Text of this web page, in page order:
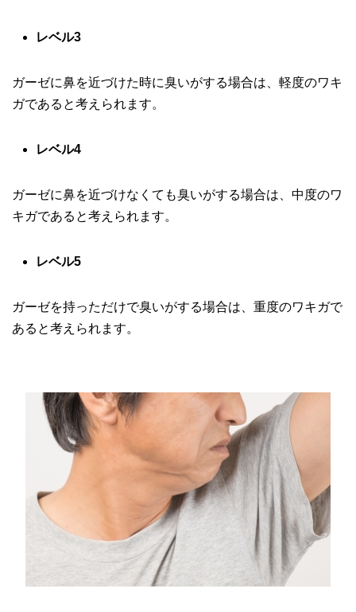
レベル3
ガーゼに鼻を近づけた時に臭いがする場合は、軽度のワキ
ガであると考えられます。
レベル4
ガーゼに鼻を近づけなくても臭いがする場合は、中度のワ
キガであると考えられます。
レベル5
ガーゼを持っただけで臭いがする場合は、重度のワキガで
あると考えられます。